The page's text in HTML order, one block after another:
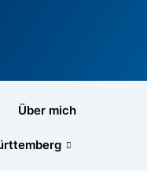
Über mich